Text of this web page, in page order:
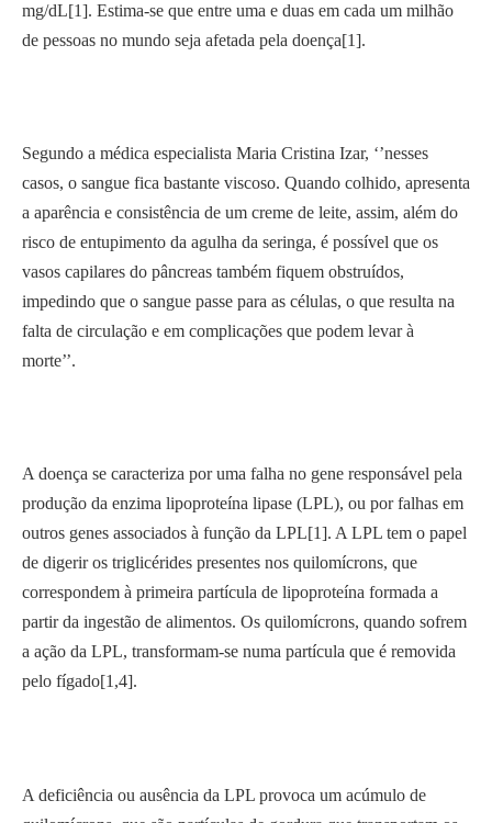
mg/dL[1]. Estima-se que entre uma e duas em cada um milhão
de pessoas no mundo seja afetada pela doença[1].
Segundo a médica especialista Maria Cristina Izar, ‘’nesses
casos, o sangue fica bastante viscoso. Quando colhido, apresenta
a aparência e consistência de um creme de leite, assim, além do
risco de entupimento da agulha da seringa, é possível que os
vasos capilares do pâncreas também fiquem obstruídos,
impedindo que o sangue passe para as células, o que resulta na
falta de circulação e em complicações que podem levar à
morte’’.
A doença se caracteriza por uma falha no gene responsável pela
produção da enzima lipoproteína lipase (LPL), ou por falhas em
outros genes associados à função da LPL[1]. A LPL tem o papel
de digerir os triglicérides presentes nos quilomícrons, que
correspondem à primeira partícula de lipoproteína formada a
partir da ingestão de alimentos. Os quilomícrons, quando sofrem
a ação da LPL, transformam-se numa partícula que é removida
pelo fígado[1,4].
A deficiência ou ausência da LPL provoca um acúmulo de